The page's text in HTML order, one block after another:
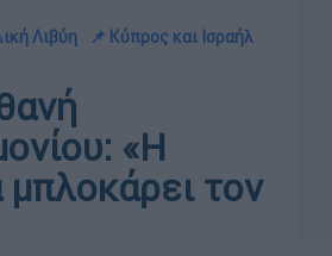
Λιβύη
📌 Κύπρος και Ισραήλ
«Η
τον